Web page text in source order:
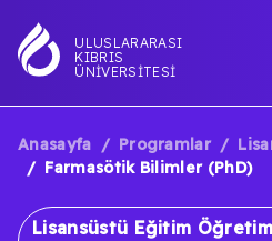
içeriğe
atla
ULUSLARARASI
KIBRIS
ÜNIVERSITESI
SAYFA
YOLU
Anasayfa Programlar
Farmasötik Bilimler (PhD)
Lisansüstü Eğitim